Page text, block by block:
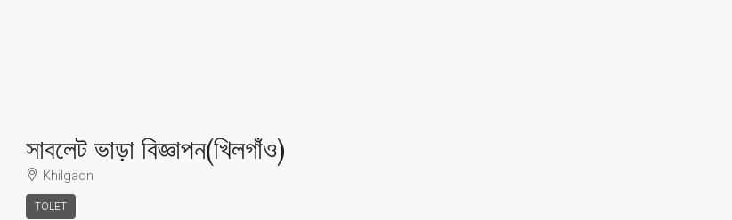
সাবলেট ভাড়া বিজ্ঞাপন(খিলগাঁও)
Khilgaon
TOLET